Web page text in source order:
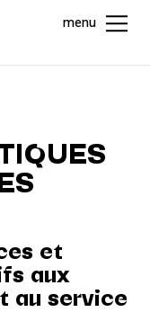
menu
et
aux
au service